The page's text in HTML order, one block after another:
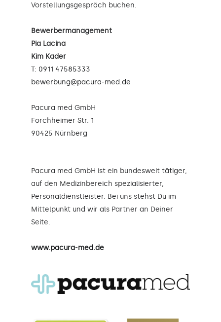
Vorstellungsgespräch buchen.
Bewerbermanagement
Pia Lacina
Kim Kader
T: 0911 47585333
bewerbung@pacura-med.de
Pacura med GmbH
Forchheimer Str. 1
90425 Nürnberg
Pacura med GmbH ist ein bundesweit tätiger,
auf den Medizinbereich spezialisierter,
Personaldienstleister. Bei uns stehst Du im
Mittelpunkt und wir als Partner an Deiner
Seite.
www.pacura-med.de